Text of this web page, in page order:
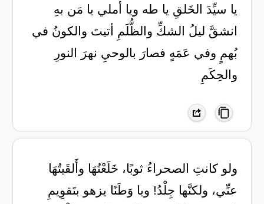
يا سيِّدَ الخَلقِ يا طه ويا أملي يا مَن بهِ
انشقَّ ليلُ الشكِّ والظُّلَمِ أتيتَ والكونُ في
بُهمٍ وفي عَمَهٍ فصارَ بالوحيِ نهرَ النورِ
والحِكَمِ
ولو كانتِ الصحراءُ ثوبًا، خَلَعْتُهَا ‏وأَلقَيتُهَا
عنِّي، ولكنَّها جِلْدُ! ‏ويا وَطَنًا يزهو بتَقوِيمِ